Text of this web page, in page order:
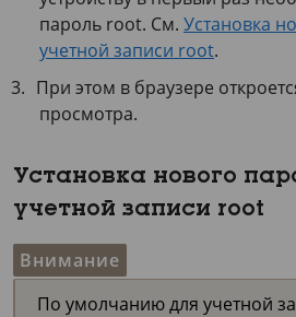
пароль root. См. Установка
учетной записи root.
При этом в браузере
просмотра.
Установка нового
учетной записи root
Внимание
По умолчанию для учетной